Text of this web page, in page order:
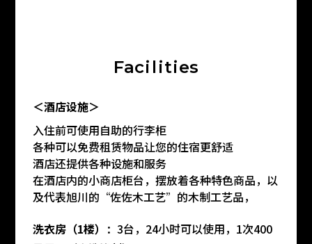
Faci l ities
＜酒店设施＞
入住前可使用自助的行李柜
各种可以免费租赁物品让您的住宿更舒适
酒店还提供各种设施和服务
在酒店内的小商店柜台，摆放着各种特色商品，以
及代表旭川的“佐佐木工艺”的木制工艺品，
洗衣房（1楼） ：3台，24小时可以使用，1次400